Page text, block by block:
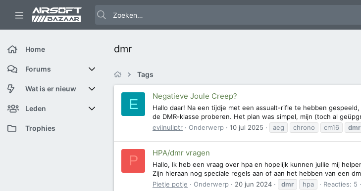
Home
Forums
Nieuwe berichten
Zoek forums
Wat is er nieuw
Featured content
Nieuwe berichten
Leden
Huidige bezoekers
Trophies
dmr
Tags
E Negatieve Joule Creep?
Hallo daar! Na een tijdje met een assualt-rifle te hebben
de DMR-klasse proberen. Het plan was simpel, mijn (toch al
evilnullptr
Onderwerp 10 jul 2025 aeg chrono cm16 dmr
P HPA/dmr vragen
Hallo, Ik heb een vraag over hpa en hopelijk kunnen jullie mij
Zijn hieraan nog speciale regels aan of aan het hebben van een
Pietje potje
Onderwerp 20 jun 2024 dmr hpa Reacties: 5